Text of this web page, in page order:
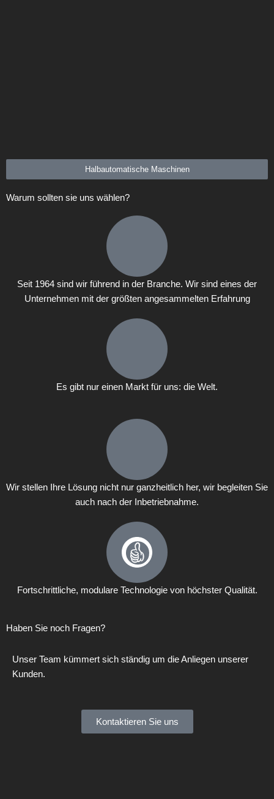
Halbautomatische Maschinen
Warum sollten sie uns wählen?
Seit 1964 sind wir führend in der Branche. Wir sind eines der
Unternehmen mit der größten angesammelten Erfahrung
Es gibt nur einen Markt für uns: die Welt.
Wir stellen Ihre Lösung nicht nur ganzheitlich her, wir begleiten Sie
auch nach der Inbetriebnahme.
Fortschrittliche, modulare Technologie von höchster Qualität.
Haben Sie noch Fragen?
Unser Team kümmert sich ständig um die Anliegen unserer
Kunden.
Kontaktieren Sie uns